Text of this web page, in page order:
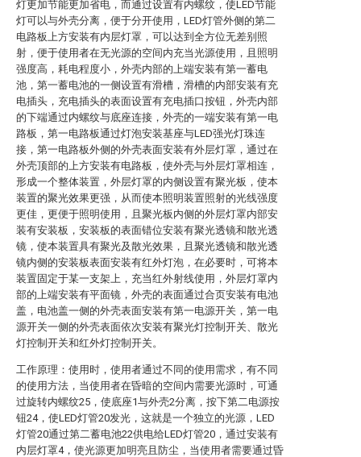
灯更加节能更加省电，而通过设置有内螺纹，使LED节能
灯可以与外壳分离，便于分开使用，LED灯管外侧的第二
电路板上方安装有内层灯罩，可以达到全方位无差别照
射，便于使用者在无光源的空间内充当光源使用，且照明
强度高，耗电程度小，外壳内部的上端安装有第一蓄电
池，第一蓄电池的一侧设置有滑槽，滑槽的内部安装有充
电插头，充电插头的表面设置有充电插口按钮，外壳内部
的下端通过内螺纹与底座连接，外壳的一端安装有第一电
路板，第一电路板通过灯泡安装基座与LED强光灯珠连
接，第一电路板外侧的外壳表面安装有外层灯罩，通过在
外壳顶部的上方安装有电路板，使外壳与外层灯罩相连，
形成一个整体装置，外层灯罩的内侧设置有聚光板，使本
装置的聚光效果更强，从而使本照明装置照射的光线强度
更佳，更便于照明使用，且聚光板内侧的外层灯罩内部安
装有安装板，安装板的表面错位安装有聚光透镜和散光透
镜，使本装置具有聚光及散光效果，且聚光透镜和散光透
镜内侧的安装板表面安装有红外灯泡，在必要时，可将本
装置固定于某一支架上，充当红外射线使用，外层灯罩内
部的上端安装有平面镜，外壳的表面通过合页安装有电池
盖，电池盖一侧的外壳表面安装有第一电源开关，第一电
源开关一侧的外壳表面依次安装有聚光灯控制开关、散光
灯控制开关和红外灯控制开关。
工作原理：使用时，使用者通过不同的使用需求，有不同
的使用方法，当使用者在昏暗的空间内需要光源时，可通
过旋转内螺纹25，使底座1与外壳2分离，按下第二电源按
钮24，使LED灯管20发光，这就是一个独立的光源，LED
灯管20通过第二蓄电池22供电给LED灯管20，通过安装有
内层灯罩4，使光源更加明亮且防尘，当使用者需要通过昏